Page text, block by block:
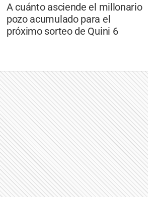
A cuánto asciende el millonario
pozo acumulado para el
próximo sorteo de Quini 6